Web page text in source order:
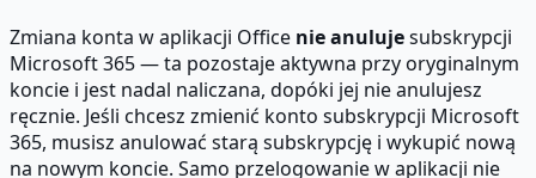
Zmiana konta w aplikacji Office nie anulujesubskrypcji
Microsoft 365 — ta pozostaje aktywna przy oryginalnym
koncie i jest nadal naliczana, dopóki jej nie anulujesz
ręcznie. Jeśli chcesz zmienić konto subskrypcji Microsoft
365, musisz anulować starą subskrypcję i wykupić nową
na nowym koncie. Samo przelogowanie w aplikacji nie